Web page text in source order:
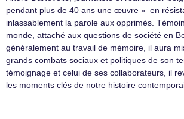
pendant plus de 40 ans une œuvre « en
inlassablement la parole aux opprimés.
monde, attaché aux questions de société en
généralement au travail de mémoire, il aura
grands combats sociaux et politiques de son
témoignage et celui de ses collaborateurs, il
les moments clés de notre histoire